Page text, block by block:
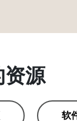
资源
软